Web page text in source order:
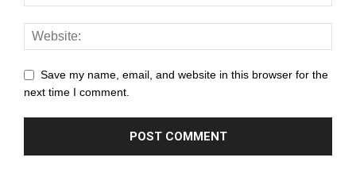
Save my name, email, and website in this browser for the
next time I comment.